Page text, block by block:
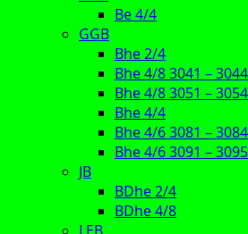
Be 4/4
GGB
Bhe 2/4
Bhe 4/8 3041 – 3044
Bhe 4/8 3051 – 3054
Bhe 4/4
Bhe 4/6 3081 – 3084
Bhe 4/6 3091 –
JB
BDhe 2/4
BDhe 4/8